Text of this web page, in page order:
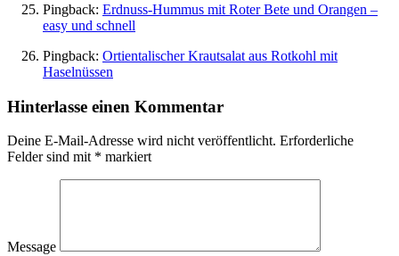
Pingback: Erdnuss-Hummus mit Roter Bete und Orangen –
easy und schnell
Pingback: Ortientalischer Krautsalat aus Rotkohl mit
Haselnüssen
Hinterlasse einen Kommentar
Deine E-Mail-Adresse wird nicht veröffentlicht. Erforderliche
Felder sind mit * markiert
Message